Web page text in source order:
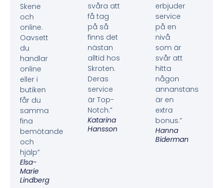
Skene
och
online.
Oavsett
du
handlar
online
eller i
butiken
får du
samma
fina
bemötande
och
hjälp”
Elsa-
Marie
Lindberg
svåra att
få tag
på så
finns det
nästan
alltid hos
Skroten.
Deras
service
är Top-
Notch.”
Katarina
Hansson
erbjuder
service
på en
nivå
som är
svår att
hitta
någon
annanstans
är en
extra
bonus.”
Hanna
Biderman